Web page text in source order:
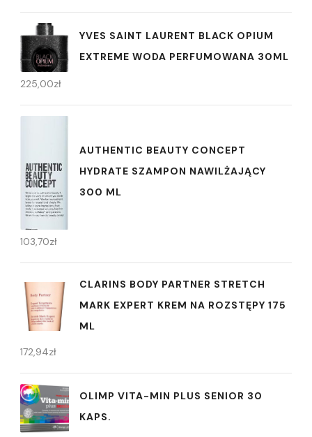
YVES SAINT LAURENT BLACK OPIUM
EXTREME WODA PERFUMOWANA 30ML
225,00zł
AUTHENTIC BEAUTY CONCEPT
HYDRATE SZAMPON NAWILŻAJĄCY
300 ML
103,70zł
CLARINS BODY PARTNER STRETCH
MARK EXPERT KREM NA ROZSTĘPY 175
ML
172,94zł
OLIMP VITA-MIN PLUS SENIOR 30
KAPS.